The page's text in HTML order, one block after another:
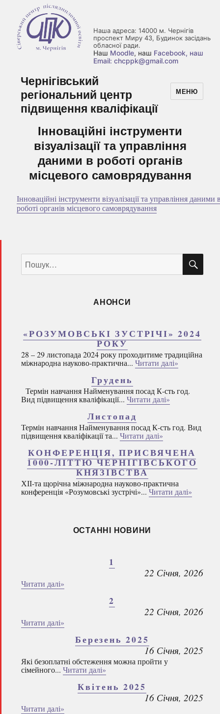
Наша адреса: 14000 м. Чернігів
проспект Миру 43, Будинок засідань
обласної ради.
Наш Moodle, наш Facebook, наш
Email: chcppk@gmail.com
Чернігівський
регіональний центр
підвищення кваліфікації
МЕНЮ
Інноваційні інструменти
візуалізації та управління
даними в роботі органів
місцевого самоврядування
Інноваційні інструменти візуалізації та управління даними
роботі органів місцевого самоврядування
за
запитом:
АНОНСИ
«РОЗУМОВСЬКІ ЗУСТРІЧІ» 2024
РОКУ
28 – 29 листопада 2024 року проходитиме традиційна
міжнародна науково-практична... Читати далі»
Грудень
Термін навчання Найменування посад К-сть год.
Вид підвищення кваліфікації... Читати далі»
Листопад
Термін навчання Найменування посад К-сть год. Вид
підвищення кваліфікації та... Читати далі»
КОНФЕРЕНЦІЯ, ПРИСВЯЧЕНА
1000-ЛІТТЮ ЧЕРНІГІВСЬКОГО
КНЯЗІВСТВА
ХІІ-та щорічна міжнародна науково-практична
конференція «Розумовські зустрічі»... Читати далі»
ОСТАННІ НОВИНИ
1
22 Січня, 2026
Читати далі»
2
22 Січня, 2026
Читати далі»
Березень 2025
16 Січня, 2025
Які безоплатні обстеження можна пройти у
сімейного... Читати далі»
Квітень 2025
16 Січня, 2025
Читати далі»